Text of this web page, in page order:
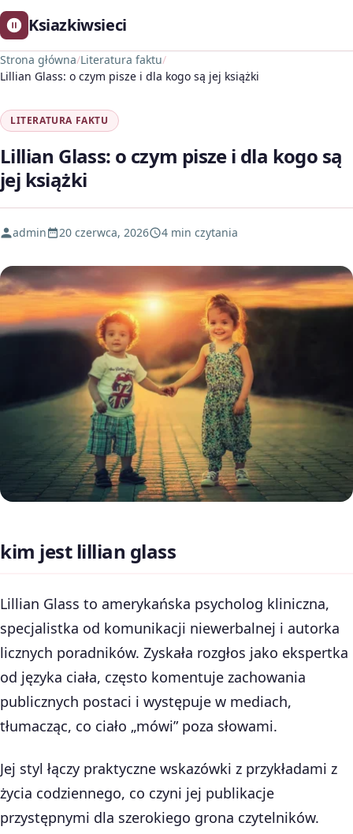
Ksiazkiwsieci
Strona główna/Literatura faktu/
Lillian Glass: o czym pisze i dla kogo są jej książki
LITERATURA FAKTU
Lillian Glass: o czym pisze i dla kogo są
jej książki
admin 20 czerwca, 2026 4 min czytania
kim jest lillian glass
Lillian Glass to amerykańska psycholog kliniczna,
specjalistka od komunikacji niewerbalnej i autorka
licznych poradników. Zyskała rozgłos jako ekspertka
od języka ciała, często komentuje zachowania
publicznych postaci i występuje w mediach,
tłumacząc, co ciało „mówi” poza słowami.
Jej styl łączy praktyczne wskazówki z przykładami z
życia codziennego, co czyni jej publikacje
przystępnymi dla szerokiego grona czytelników.